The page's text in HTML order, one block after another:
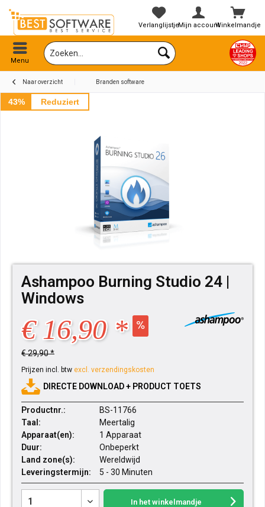
Winkelmandje
VerlanglijstjeMijn account
Menu
Naar overzicht Branden software
43% Reduziert
Ashampoo Burning Studio 24 |
Windows
€ 16,90 *
€ 29,90 *
Prijzen incl. btw excl. verzendingskosten
DIRECTE DOWNLOAD + PRODUCT TOETS
Productnr.:
BS-11766
Taal:
Meertalig
Apparaat(en):
1 Apparaat
Duur:
Onbeperkt
Land zone(s):
Wereldwijd
Leveringstermijn:
5 - 30 Minuten
In het winkelmandje